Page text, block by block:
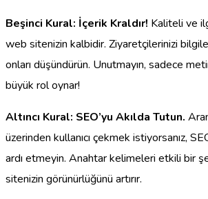
Beşinci Kural: İçerik Kraldır! Kaliteli ve
web sitenizin kalbidir. Ziyaretçilerinizi
onları düşündürün. Unutmayın, sadece
büyük rol oynar!
Altıncı Kural: SEO’yu Akılda Tutun.
üzerinden kullanıcı çekmek istiyorsanız,
ardı etmeyin. Anahtar kelimeleri etkili bir
sitenizin görünürlüğünü artırır.